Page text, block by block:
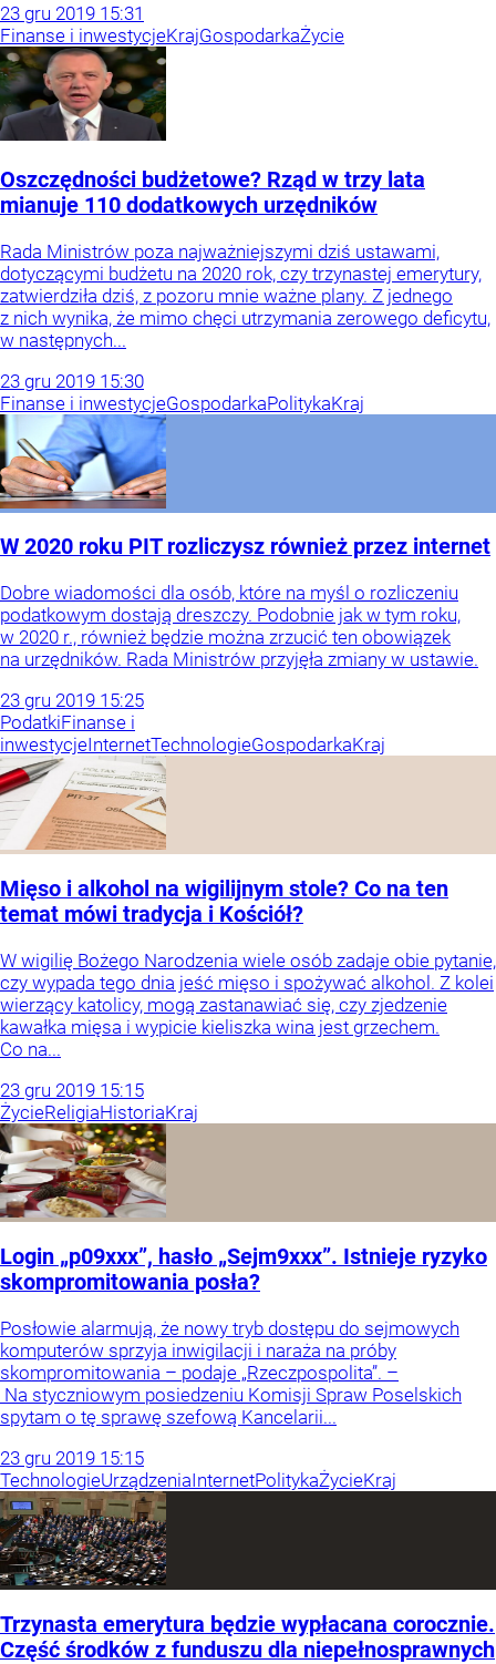
23 gru 2019 15:31
Finanse i inwestycjeKrajGospodarkaŻycie
Oszczędności budżetowe? Rząd w trzy lata
mianuje 110 dodatkowych urzędników
Rada Ministrów poza najważniejszymi dziś ustawami,
dotyczącymi budżetu na 2020 rok, czy trzynastej emerytury,
zatwierdziła dziś, z pozoru mnie ważne plany. Z jednego
z nich wynika, że mimo chęci utrzymania zerowego deficytu,
w następnych...
23 gru 2019 15:30
Finanse i inwestycjeGospodarkaPolitykaKraj
W 2020 roku PIT rozliczysz również przez internet
Dobre wiadomości dla osób, które na myśl o rozliczeniu
podatkowym dostają dreszczy. Podobnie jak w tym roku,
w 2020 r., również będzie można zrzucić ten obowiązek
na urzędników. Rada Ministrów przyjęła zmiany w ustawie.
23 gru 2019 15:25
PodatkiFinanse i
inwestycjeInternetTechnologieGospodarkaKraj
Mięso i alkohol na wigilijnym stole? Co na ten
temat mówi tradycja i Kościół?
W wigilię Bożego Narodzenia wiele osób zadaje obie pytanie,
czy wypada tego dnia jeść mięso i spożywać alkohol. Z kolei
wierzący katolicy, mogą zastanawiać się, czy zjedzenie
kawałka mięsa i wypicie kieliszka wina jest grzechem.
Co na...
23 gru 2019 15:15
ŻycieReligiaHistoriaKraj
Login „p09xxx”, hasło „Sejm9xxx”. Istnieje ryzyko
skompromitowania posła?
Posłowie alarmują, że nowy tryb dostępu do sejmowych
komputerów sprzyja inwigilacji i naraża na próby
skompromitowania – podaje „Rzeczpospolita”. –
Na styczniowym posiedzeniu Komisji Spraw Poselskich
spytam o tę sprawę szefową Kancelarii...
23 gru 2019 15:15
TechnologieUrządzeniaInternetPolitykaŻycieKraj
Trzynasta emerytura będzie wypłacana corocznie.
Część środków z funduszu dla niepełnosprawnych